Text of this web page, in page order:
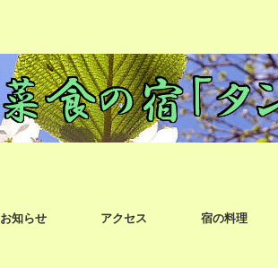
お知らせ アクセス 宿の料理